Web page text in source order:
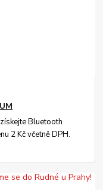
Bluetooth
2 Kč včetně DPH.